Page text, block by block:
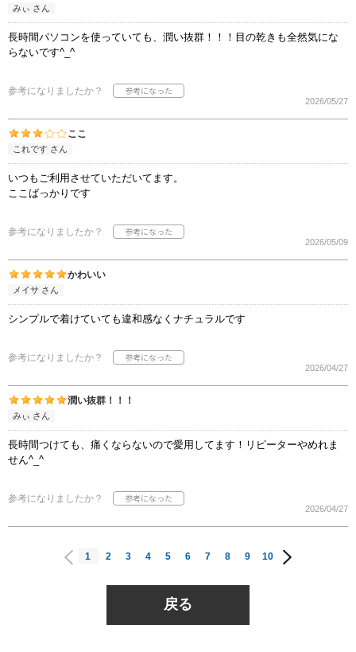
みぃ さん
長時間パソコンを使っていても、潤い抜群！！！目の乾きも全然気にな
らないです^_^
参考になりましたか？
2026/05/27
ここ
これです さん
いつもご利用させていただいてます。
ここばっかりです
参考になりましたか？
2026/05/09
かわいい
メイサ さん
シンプルで着けていても違和感なくナチュラルです
参考になりましたか？
2026/04/27
潤い抜群！！！
みぃ さん
長時間つけても、痛くならないので愛用してます！リピーターやめれま
せん^_^
参考になりましたか？
2026/04/27
1 2 3 4 5 6 7 8 9 10
戻る